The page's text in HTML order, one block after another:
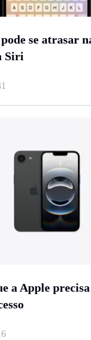
se atrasar
Siri
a Apple